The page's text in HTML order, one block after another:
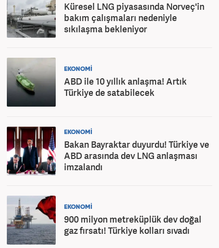
Küresel LNG piyasasında Norveç'in
bakım çalışmaları nedeniyle
sıkılaşma bekleniyor
EKONOMİ
ABD ile 10 yıllık anlaşma! Artık
Türkiye de satabilecek
EKONOMİ
Bakan Bayraktar duyurdu! Türkiye ve
ABD arasında dev LNG anlaşması
imzalandı
EKONOMİ
900 milyon metreküplük dev doğal
gaz fırsatı! Türkiye kolları sıvadı